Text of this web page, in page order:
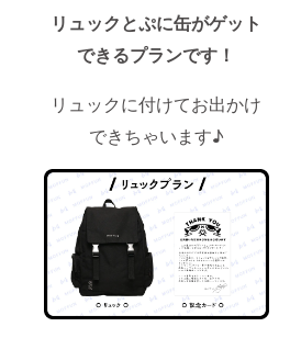
リュックとぷに缶がゲット
できるプランです！
リュックに付けてお出かけ
できちゃいます♪